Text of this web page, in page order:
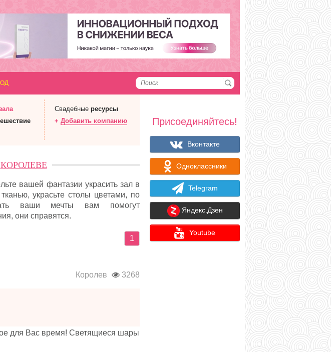
Свадебные ресурсы
+ Добавить компанию
КОРОЛЕВЕ
вашей фантазии украсить зал в
украсьте столы цветами, по
ваши мечты вам помогут
они справятся.
1
Королев 3268
для Вас время! Светящиеся шары
Присоединяйтесь!
Вконтакте
Одноклассники
Telegram
Яндекс.Дзен
Youtube